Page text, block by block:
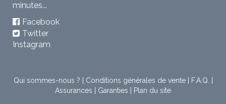
minutes...
Facebook
Twitter
Instagram
Qui sommes-nous ? Conditions générales de vente| F.A.Q.
Assurances
Garanties Plan du site